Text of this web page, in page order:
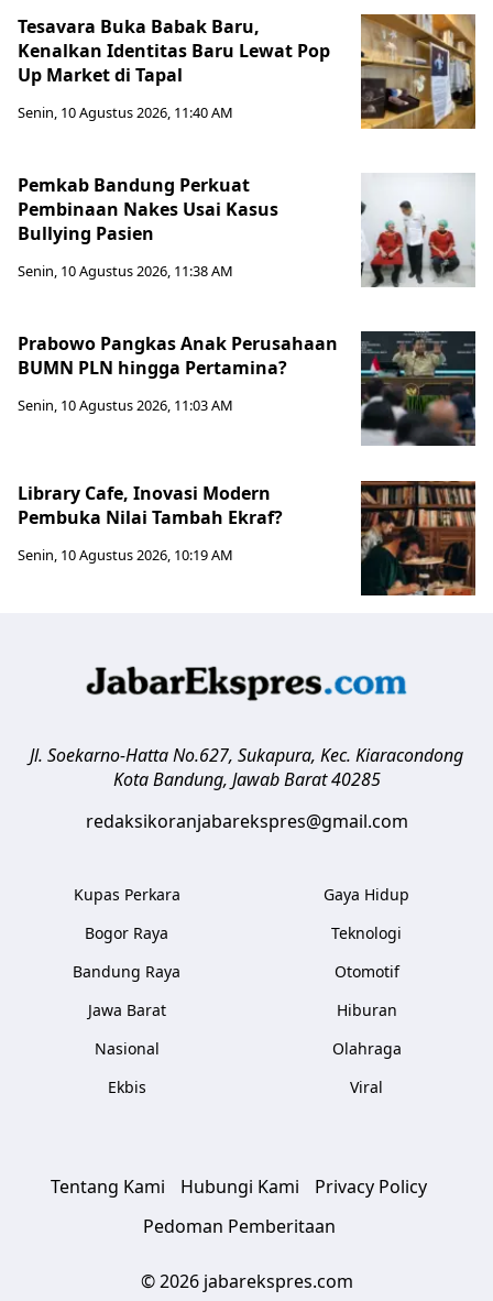
Tesavara Buka Babak Baru,
Kenalkan Identitas Baru Lewat Pop
Up Market di Tapal
Senin, 10 Agustus 2026, 11:40 AM
Pemkab Bandung Perkuat
Pembinaan Nakes Usai Kasus
Bullying Pasien
Senin, 10 Agustus 2026, 11:38 AM
Prabowo Pangkas Anak Perusahaan
BUMN PLN hingga Pertamina?
Senin, 10 Agustus 2026, 11:03 AM
Library Cafe, Inovasi Modern
Pembuka Nilai Tambah Ekraf?
Senin, 10 Agustus 2026, 10:19 AM
Jl. Soekarno-Hatta No.627, Sukapura, Kec. Kiaracondong
Kota Bandung, Jawab Barat 40285
redaksikoranjabarekspres@gmail.com
Kupas Perkara
Bogor Raya
Bandung Raya
Jawa Barat
Nasional
Ekbis
Gaya Hidup
Teknologi
Otomotif
Hiburan
Olahraga
Viral
Tentang Kami Hubungi Kami
Privacy Policy
Pedoman Pemberitaan
© 2026 jabarekspres.com